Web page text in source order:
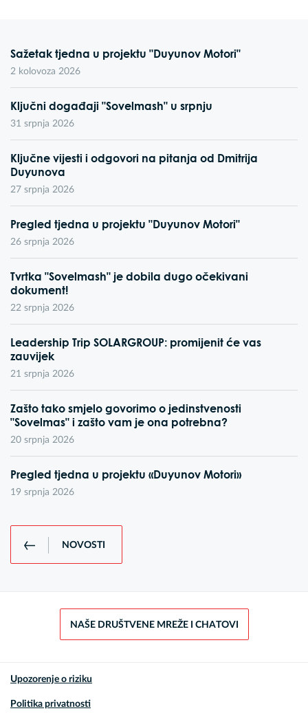
Sažetak tjedna u projektu "Duyunov Motori"
2 kolovoza 2026
Ključni događaji "Sovelmash" u srpnju
31 srpnja 2026
Ključne vijesti i odgovori na pitanja od Dmitrija
Duyunova
27 srpnja 2026
Pregled tjedna u projektu "Duyunov Motori"
26 srpnja 2026
Tvrtka "Sovelmash" je dobila dugo očekivani
dokument!
22 srpnja 2026
Leadership Trip SOLARGROUP: promijenit će vas
zauvijek
21 srpnja 2026
Zašto tako smjelo govorimo o jedinstvenosti
"Sovelmas" i zašto vam je ona potrebna?
20 srpnja 2026
Pregled tjedna u projektu «Duyunov Motori»
19 srpnja 2026
NOVOSTI
NAŠE DRUŠTVENE MREŽE I CHATOVI
Upozorenje o riziku
Politika privatnosti